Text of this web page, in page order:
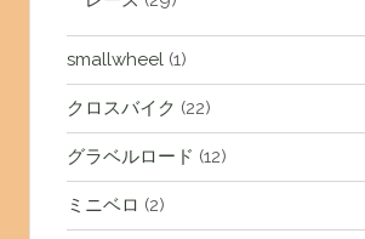
smallwheel(1)
クロスバイク (22)
グラベルロード (12)
ミニベロ (2)